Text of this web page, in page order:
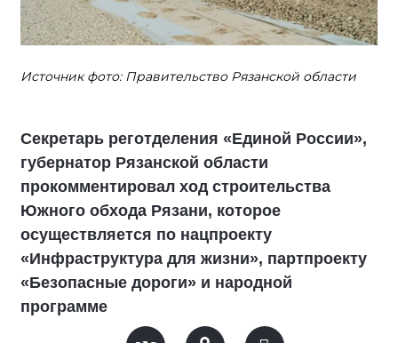
Источник фото: Правительство Рязанской области
Секретарь реготделения «Единой России»,
губернатор Рязанской области
прокомментировал ход строительства
Южного обхода Рязани, которое
осуществляется по нацпроекту
«Инфраструктура для жизни», партпроекту
«Безопасные дороги» и народной
программе